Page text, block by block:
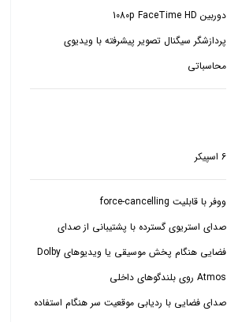
دوربین 1080p FaceTime HD
پردازشگر سیگنال تصویر پیشرفته با ویدیوی
محاسباتی
6 اسپیکر
ووفر با قابلیت force-cancelling
صدای استریوی گسترده با پشتیبانی از صدای
فضایی هنگام پخش موسیقی یا ویدیوهای Dolby
صدای فضایی با ردیابی موقعیت سر هنگام استفاده